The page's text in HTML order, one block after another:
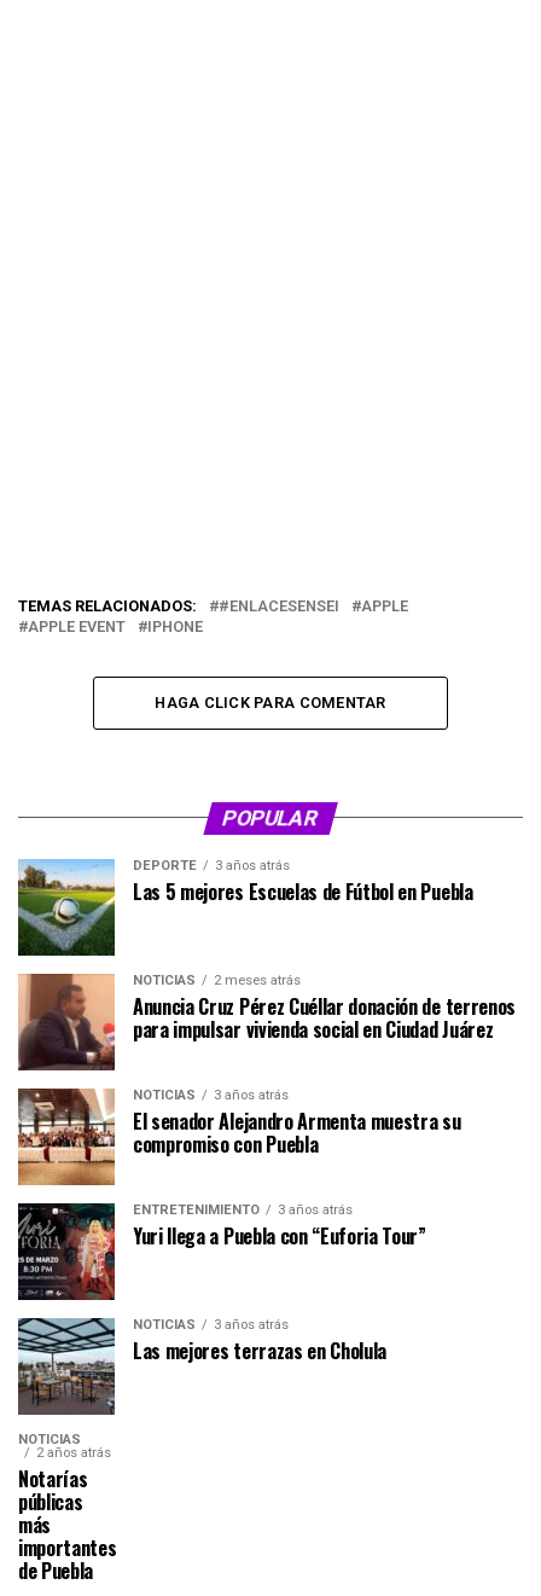
TEMAS RELACIONADOS: #ENLACESENSEI
APPLE
APPLE EVENT
IPHONE
HAGA CLICK PARA COMENTAR
POPULAR
DEPORTE 3 años atrás
Las 5 mejores Escuelas de Fútbol en Puebla
NOTICIAS 2 meses atrás
Anuncia Cruz Pérez Cuéllar donación de terrenos
para impulsar vivienda social en Ciudad Juárez
NOTICIAS 3 años atrás
El senador Alejandro Armenta muestra su
compromiso con Puebla
ENTRETENIMIENTO 3 años atrás
Yuri llega a Puebla con “Euforia Tour”
NOTICIAS 3 años atrás
Las mejores terrazas en Cholula
NOTICIAS
2 años atrás
Notarías
públicas
más
importantes
de Puebla